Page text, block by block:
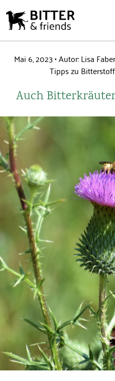
Über uns
Warum Bitterstoffe?
Rezepte & Tipps
Häufige Fragen
Wiederverkäufer werden
Shop
Mai 6, 2023 Autor: Lisa Faber
Tipps zu
Auch